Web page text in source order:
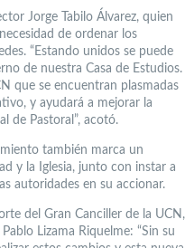
Jorge Tabilo Álvarez, quien
de ordenar los
“Estando unidos se puede
de nuestra Casa de Estudios.
que se encuentran plasmadas
y ayudará a mejorar la
de Pastoral”, acotó.
también marca un
y la Iglesia, junto con instar a
autoridades en su accionar.
del Gran Canciller de la UCN,
Lizama Riquelme: “Sin su